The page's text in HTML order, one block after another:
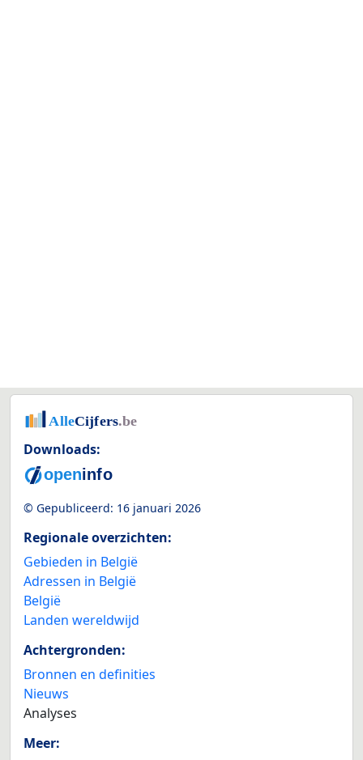
Downloads:
© Gepubliceerd: 16 januari 2026
Regionale overzichten:
Gebieden in België
Adressen in België
België
Landen wereldwijd
Achtergronden:
Bronnen en definities
Nieuws
Analyses
Meer: